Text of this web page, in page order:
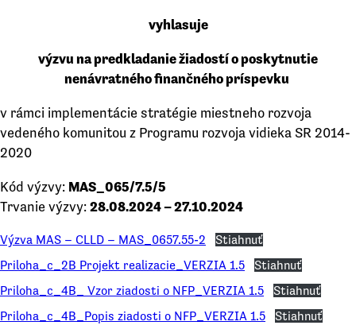
vyhlasuje
výzvu na predkladanie žiadostí o poskytnutie
nenávratného finančného príspevku
v rámci implementácie stratégie miestneho rozvoja
vedeného komunitou z Programu rozvoja vidieka SR 2014-
2020
Kód výzvy: MAS_065/7.5/5
Trvanie výzvy: 28.08.2024 – 27.10.2024
Výzva MAS – CLLD – MAS_0657.55-2
Stiahnuť
Priloha_c_2B Projekt realizacie_VERZIA 1.5
Stiahnuť
Priloha_c_4B_ Vzor ziadosti o NFP_VERZIA 1.5
Stiahnuť
Priloha_c_4B_Popis ziadosti o NFP_VERZIA 1.5
Stiahnuť